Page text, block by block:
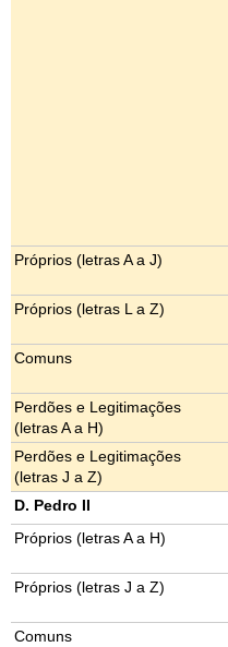
Próprios (letras A a J)
Próprios (letras L a Z)
Comuns
Perdões e Legitimações
(letras A a H)
Perdões e Legitimações
(letras J a Z)
D. Pedro II
Próprios (letras A a H)
Próprios (letras J a Z)
Comuns